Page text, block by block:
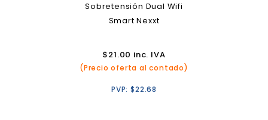
Sobretensión Dual Wifi
Smart Nexxt
$21.00 inc. IVA
(Precio oferta al contado)
PVP:$22.68